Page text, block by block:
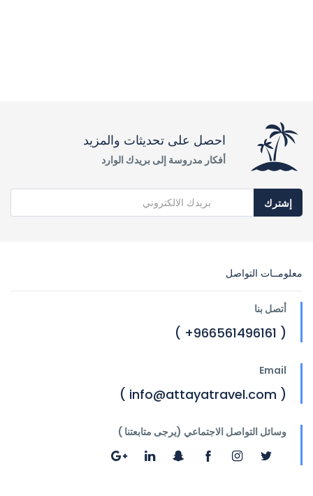
احصل على تحديثات والمزيد
أفكار مدروسة إلى بريدك الوارد
إشترك
معلومــات التواصل
أتصل بنا
( 966561496161+ )
Email
( info@attayatravel.com )
وسائل التواصل الاجتماعي (يرجى متابعتنا )